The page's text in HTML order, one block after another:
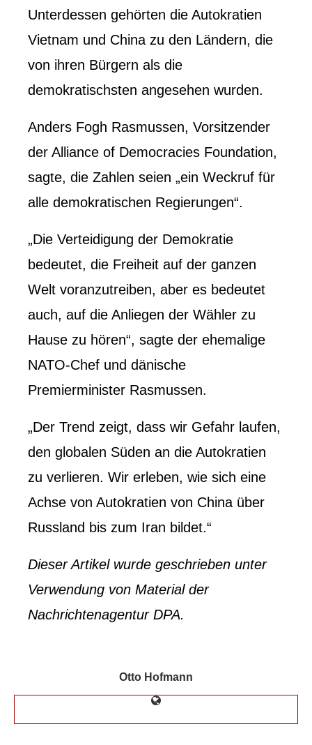
Unterdessen gehörten die Autokratien
Vietnam und China zu den Ländern, die
von ihren Bürgern als die
demokratischsten angesehen wurden.
Anders Fogh Rasmussen, Vorsitzender
der Alliance of Democracies Foundation,
sagte, die Zahlen seien „ein Weckruf für
alle demokratischen Regierungen“.
„Die Verteidigung der Demokratie
bedeutet, die Freiheit auf der ganzen
Welt voranzutreiben, aber es bedeutet
auch, auf die Anliegen der Wähler zu
Hause zu hören“, sagte der ehemalige
NATO-Chef und dänische
Premierminister Rasmussen.
„Der Trend zeigt, dass wir Gefahr laufen,
den globalen Süden an die Autokratien
zu verlieren. Wir erleben, wie sich eine
Achse von Autokratien von China über
Russland bis zum Iran bildet.“
Dieser Artikel wurde geschrieben unter
Verwendung von Material der
Nachrichtenagentur DPA.
Otto Hofmann